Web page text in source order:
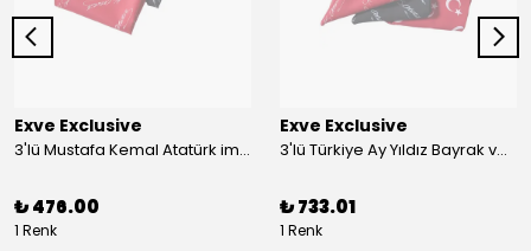
Exve Exclusive
3'lü Mustafa Kemal Atatürk imzalı ve Türkiye Ay Yıldız Bayraklı Kadın Fular Seti
₺ 476.00
1 Renk
Exve Exclusive
3'lü Türkiye Ay Yıldız Bayrak ve Mustafa Kemal Atatürk imzalı Kırmızı Siyah Yaka Mendili Seti
₺ 733.01
1 Renk